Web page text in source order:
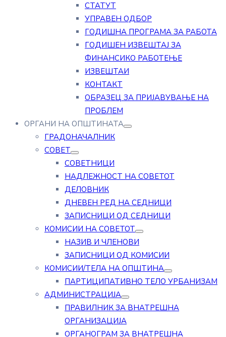
СТАТУТ
УПРАВЕН ОДБОР
ГОДИШНА ПРОГРАМА ЗА РАБОТА
ГОДИШЕН ИЗВЕШТАЈ ЗА
ФИНАНСИКО РАБОТЕЊЕ
ИЗВЕШТАИ
КОНТАКТ
ОБРАЗЕЦ ЗА ПРИЈАВУВАЊЕ НА
ПРОБЛЕМ
ОРГАНИ НА ОПШТИНАТА
ГРАДОНАЧАЛНИК
СОВЕТ
СОВЕТНИЦИ
НАДЛЕЖНОСТ НА СОВЕТОТ
ДЕЛОВНИК
ДНЕВЕН РЕД НА СЕДНИЦИ
ЗАПИСНИЦИ ОД СЕДНИЦИ
КОМИСИИ НА СОВЕТОТ
НАЗИВ И ЧЛЕНОВИ
ЗАПИСНИЦИ ОД КОМИСИИ
КОМИСИИ/ТЕЛА НА ОПШТИНА
ПАРТИЦИПАТИВНО ТЕЛО УРБАНИЗАМ
АДМИНИСТРАЦИЈА
ПРАВИЛНИК ЗА ВНАТРЕШНА
ОРГАНИЗАЦИЈА
ОРГАНОГРАМ ЗА ВНАТРЕШНА